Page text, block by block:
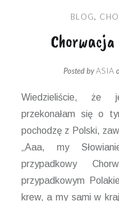
BLOG,
Posted byASIA
Wiedzieliście, że
przekonałam się o
pochodzę z Polski,
„Aaa, my
przypadkowy
przypadkowym
krew, a my sami w